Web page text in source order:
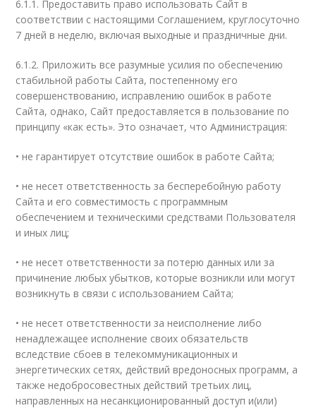
6.1.1. Предоставить право использовать Сайт в
соответствии с настоящими Соглашением, круглосуточно
7 дней в неделю, включая выходные и праздничные дни.
6.1.2. Приложить все разумные усилия по обеспечению
стабильной работы Сайта, постепенному его
совершенствованию, исправлению ошибок в работе
Сайта, однако, Сайт предоставляется в пользование по
принципу «как есть». Это означает, что Администрация:
• не гарантирует отсутствие ошибок в работе Сайта;
• не несет ответственность за бесперебойную работу
Сайта и его совместимость с программным
обеспечением и техническими средствами Пользователя
и иных лиц;
• не несет ответственности за потерю данных или за
причинение любых убытков, которые возникли или могут
возникнуть в связи с использованием Сайта;
• не несет ответственности за неисполнение либо
ненадлежащее исполнение своих обязательств
вследствие сбоев в телекоммуникационных и
энергетических сетях, действий вредоносных программ, а
также недобросовестных действий третьих лиц,
направленных на несанкционированный доступ и(или)